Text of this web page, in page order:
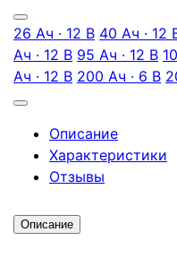
26 Ач · 12 В 40 Ач · 12
Ач · 12 В 95 Ач · 12 В
Ач · 12 В 200 Ач · 6 В
Описание
Характеристики
Отзывы
Описание